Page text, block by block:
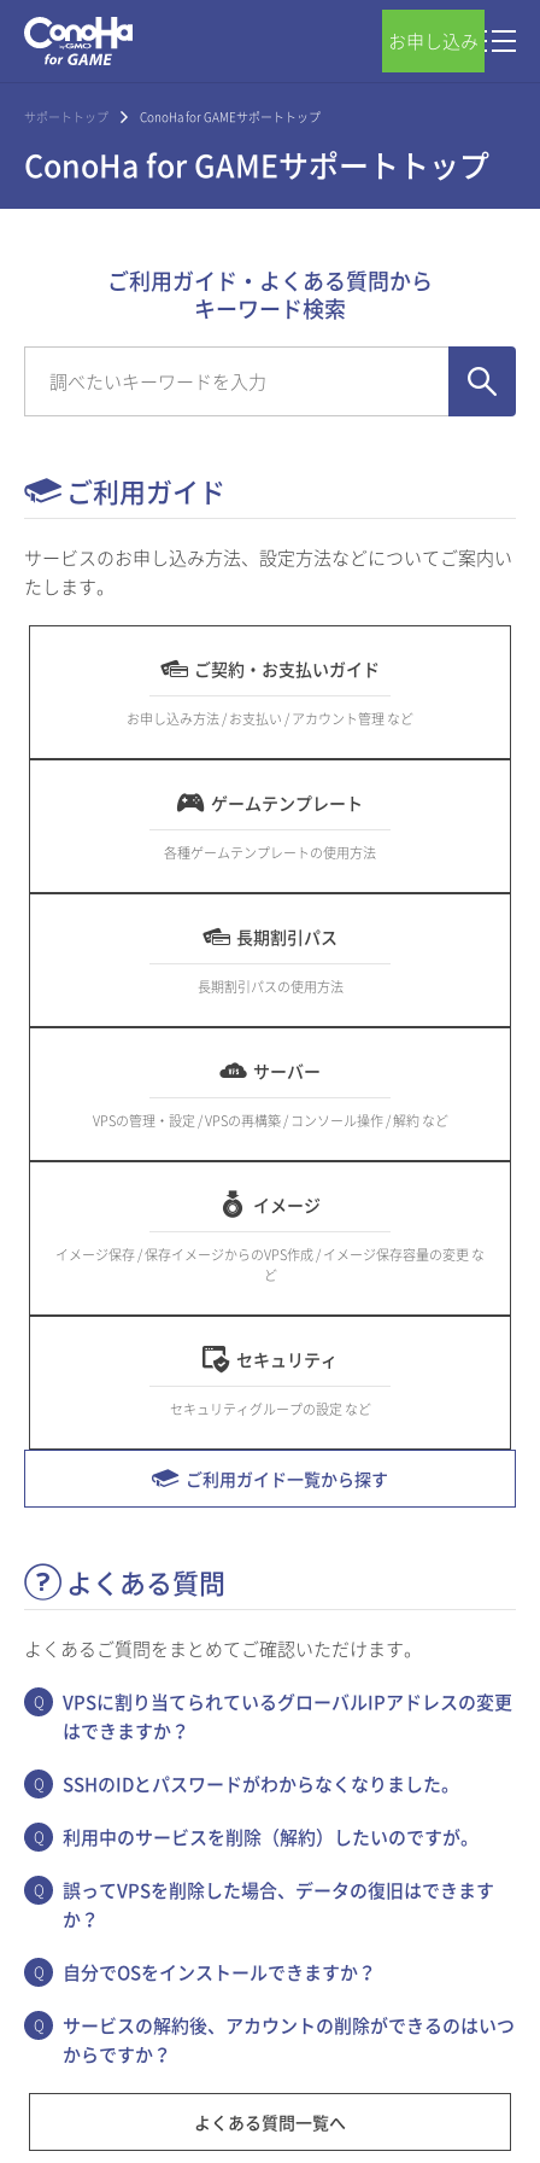
お申し込み
サポートトップ ConoHa for GAMEサポートトップ
ConoHa for GAMEサポートトップ
ご利用ガイド・よくある質問から
キーワード検索
ご利用ガイド
サービスのお申し込み方法、設定方法などについてご案内い
たします。
ご契約・お支払いガイド
お申し込み方法 / お支払い / アカウント管理 など
ゲームテンプレート
各種ゲームテンプレートの使用方法
長期割引パス
長期割引パスの使用方法
サーバー
VPSの管理・設定 / VPSの再構築 / コンソール操作 / 解約 など
イメージ
イメージ保存 / 保存イメージからのVPS作成 / イメージ保存容量の変更 な
ど
セキュリティ
セキュリティグループの設定 など
ご利用ガイド一覧から探す
よくある質問
よくあるご質問をまとめてご確認いただけます。
VPSに割り当てられているグローバルIPアドレスの変更
はできますか？
SSHのIDとパスワードがわからなくなりました。
利用中のサービスを削除（解約）したいのですが。
誤ってVPSを削除した場合、データの復旧はできます
か？
自分でOSをインストールできますか？
サービスの解約後、アカウントの削除ができるのはいつ
からですか？
よくある質問一覧へ